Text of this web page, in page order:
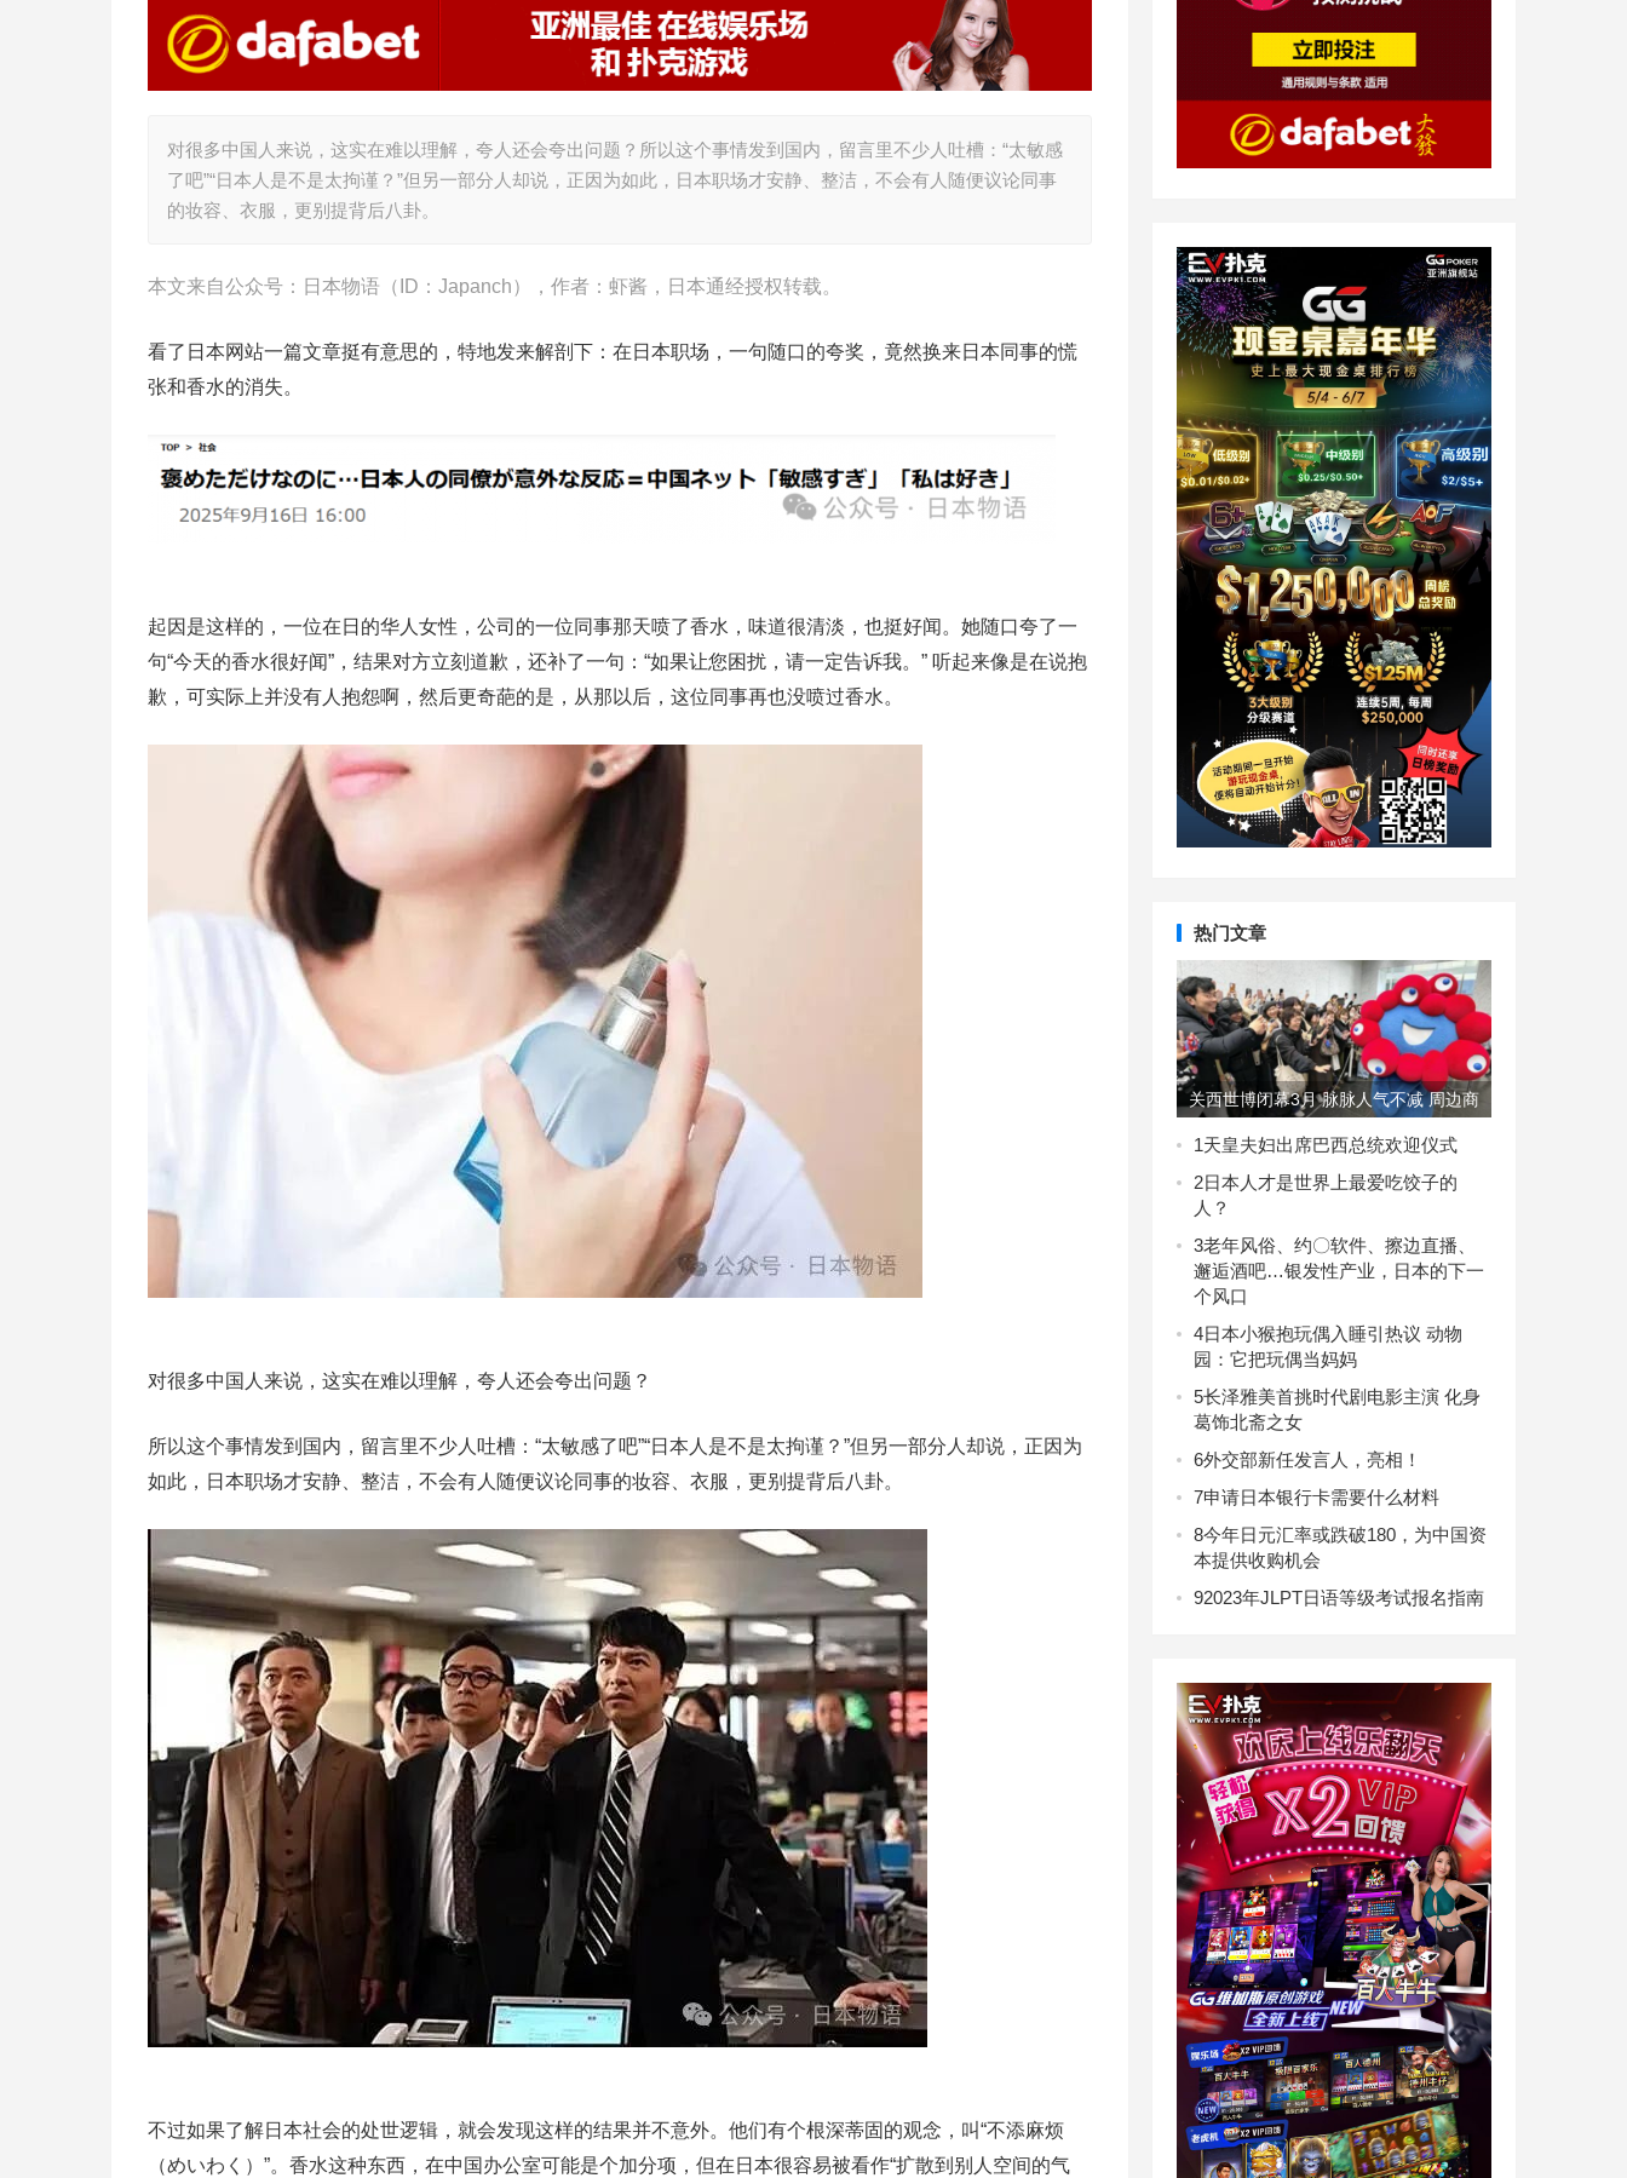
对很多中国人来说，这实在难以理解，夸人还会夸出问题？所以这个事情发到国内，留言里不少人吐槽：“太敏感
了吧”“日本人是不是太拘谨？”但另一部分人却说，正因为如此，日本职场才安静、整洁，不会有人随便议论同事
的妆容、衣服，更别提背后八卦。
本文来自公众号：日本物语（ID：Japanch），作者：虾酱，日本通经授权转载。
看了日本网站一篇文章挺有意思的，特地发来解剖下：在日本职场，一句随口的夸奖，竟然换来日本同事的慌
张和香水的消失。
起因是这样的，一位在日的华人女性，公司的一位同事那天喷了香水，味道很清淡，也挺好闻。她随口夸了一
句“今天的香水很好闻”，结果对方立刻道歉，还补了一句：“如果让您困扰，请一定告诉我。” 听起来像是在说抱
歉，可实际上并没有人抱怨啊，然后更奇葩的是，从那以后，这位同事再也没喷过香水。
对很多中国人来说，这实在难以理解，夸人还会夸出问题？
所以这个事情发到国内，留言里不少人吐槽：“太敏感了吧”“日本人是不是太拘谨？”但另一部分人却说，正因为
如此，日本职场才安静、整洁，不会有人随便议论同事的妆容、衣服，更别提背后八卦。
不过如果了解日本社会的处世逻辑，就会发现这样的结果并不意外。他们有个根深蒂固的观念，叫“不添麻烦
（めいわく）”。香水这种东西，在中国办公室可能是个加分项，但在日本很容易被看作“扩散到别人空间的气
热门文章
关西世博闭幕3月 脉脉人气不减 周边商
品持续热销
1天皇夫妇出席巴西总统欢迎仪式
2日本人才是世界上最爱吃饺子的
人？
3老年风俗、约〇软件、擦边直播、
邂逅酒吧…银发性产业，日本的下一
个风口
4日本小猴抱玩偶入睡引热议 动物
园：它把玩偶当妈妈
5长泽雅美首挑时代剧电影主演 化身
葛饰北斋之女
6外交部新任发言人，亮相！
7申请日本银行卡需要什么材料
8今年日元汇率或跌破180，为中国资
本提供收购机会
92023年JLPT日语等级考试报名指南